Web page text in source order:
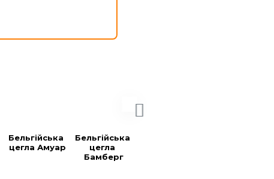
Бельгійська
цегла Амуар
Бельгійська
цегла
Бамберг